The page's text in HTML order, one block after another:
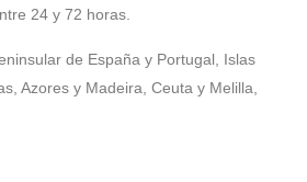
24 y 72 horas.
de España y Portugal, Islas
Azores y Madeira, Ceuta y Melilla,